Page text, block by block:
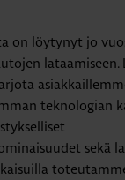
on löytynyt jo
lataamiseen.
teknologian
sekä